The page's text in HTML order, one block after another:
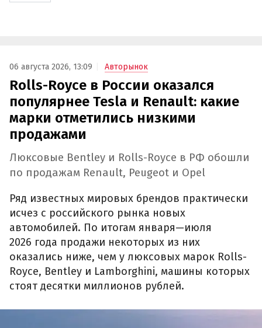
06 августа 2026, 13:09 Авторынок
Rolls-Royce в России оказался
популярнее Tesla и Renault: какие
марки отметились низкими
продажами
Люксовые Bentley и Rolls-Royce в РФ обошли
по продажам Renault, Peugeot и Opel
Ряд известных мировых брендов практически
исчез с российского рынка новых
автомобилей. По итогам января—июля
2026 года продажи некоторых из них
оказались ниже, чем у люксовых марок Rolls-
Royce, Bentley и Lamborghini, машины которых
стоят десятки миллионов рублей.